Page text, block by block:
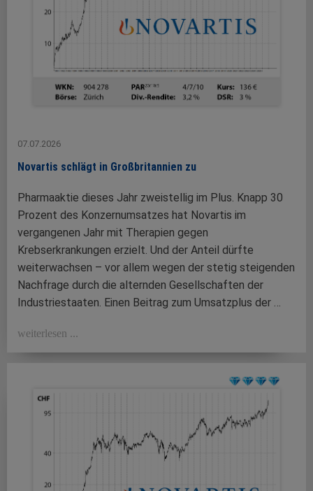
07.07.2026
Novartis schlägt in Großbritannien zu
Pharmaaktie dieses Jahr zweistellig im Plus. Knapp 30
Prozent des Konzernumsatzes hat Novartis im
vergangenen Jahr mit Therapien gegen
Krebserkrankungen erzielt. Und der Anteil dürfte
weiterwachsen – vor allem wegen der stetig steigenden
Nachfrage durch die alternden Gesellschaften der
Industriestaaten. Einen Beitrag zum Umsatzplus der …
weiterlesen ...